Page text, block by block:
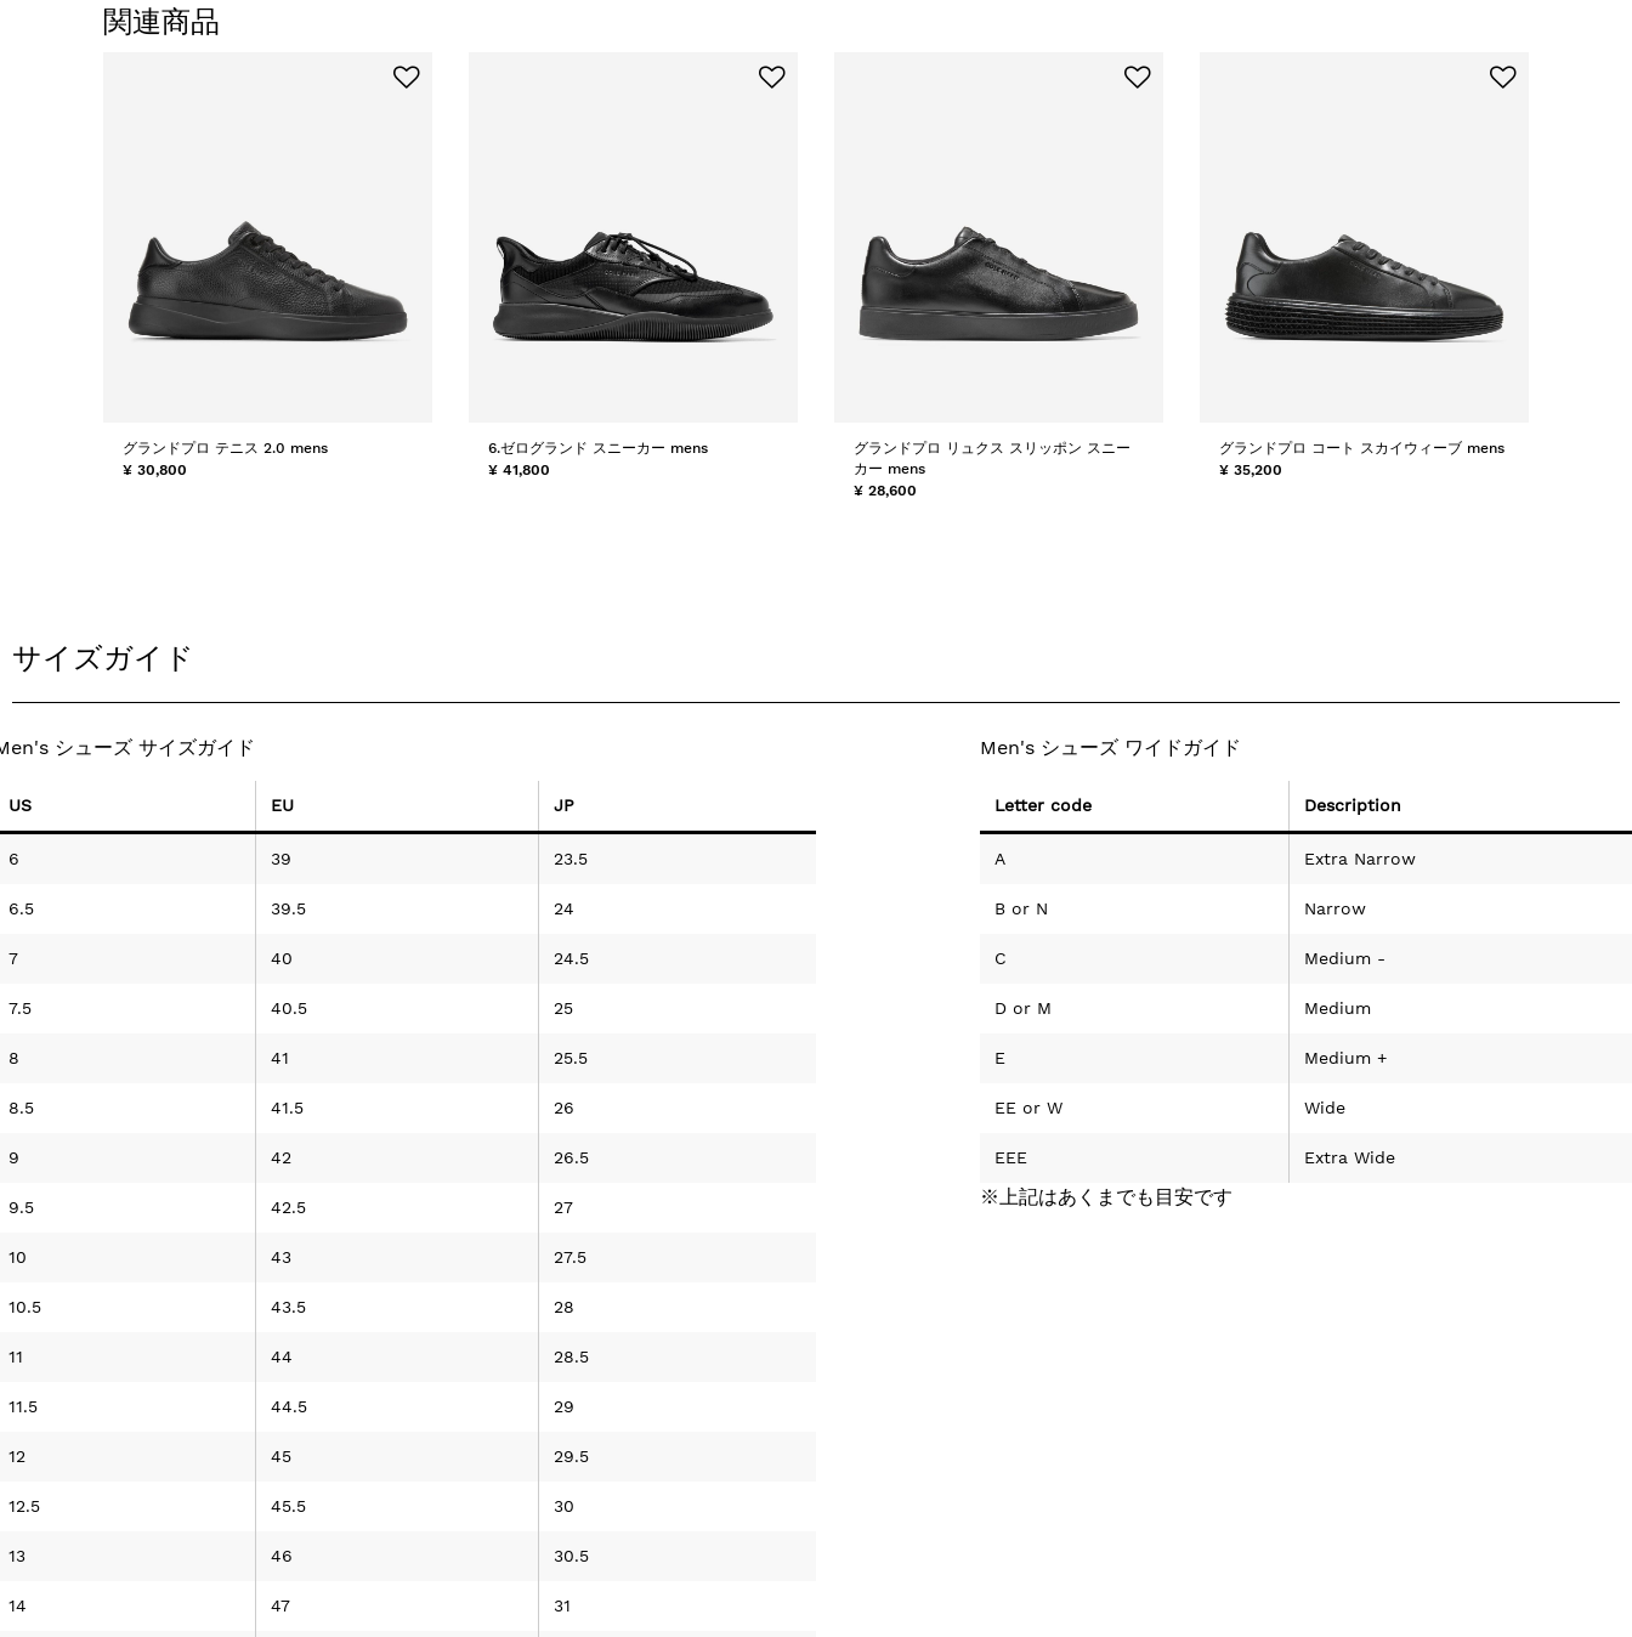
関連商品
グランドプロ テニス 2.0 mens
¥ 30,800
6.ゼログランド スニーカー mens
¥ 41,800
グランドプロ リュクス スリッポン スニー
カー mens
¥ 28,600
グランドプロ コート スカイウィーブ mens
¥ 35,200
サイズガイド
シューズ サイズガイド
US EU JP
6 39 23.5
6.5 39.5 24
7 40 24.5
7.5 40.5 25
8 41 25.5
8.5 41.5 26
9 42 26.5
9.5 42.5 27
10 43 27.5
10.5 43.5 28
11 44 28.5
11.5 44.5 29
12 45 29.5
12.5 45.5 30
13 46 30.5
14 47 31
Men's シューズ ワイドガイド
Letter code Description
A Extra Narrow
B or N Narrow
C Medium -
D or M Medium
E Medium +
EE or W Wide
EEE Extra Wide
※上記はあくまでも目安です